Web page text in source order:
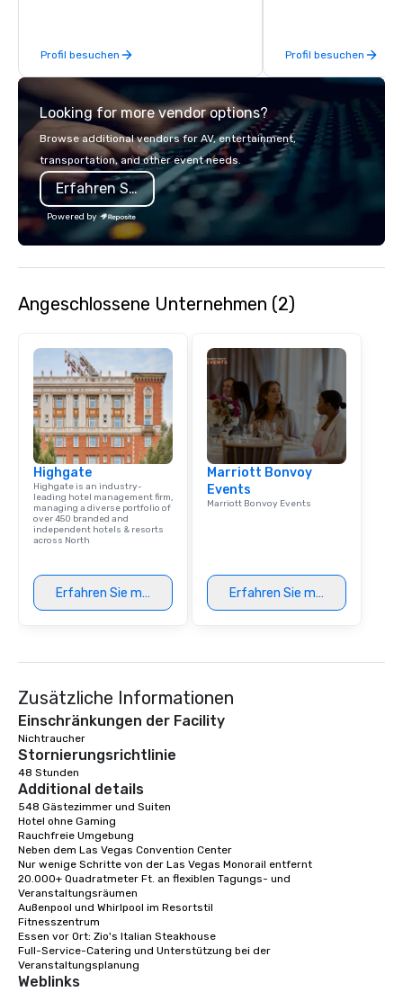
Profil besuchen Profil besuchen
Looking for more vendor options?
Browse additional vendors for AV, entertainment,
transportation, and other event needs.
Erfahren Sie mehr
Powered by
Angeschlossene Unternehmen (2)
Highgate
Highgate is an industry-
leading hotel management firm,
managing a diverse portfolio of
over 450 branded and
independent hotels & resorts
across North
Erfahren Sie mehr
Marriott Bonvoy
Events
Marriott Bonvoy Events
Erfahren Sie mehr
Zusätzliche Informationen
Einschränkungen der Facility
Nichtraucher
Stornierungsrichtlinie
48 Stunden
Additional details
548 Gästezimmer und Suiten
Hotel ohne Gaming
Rauchfreie Umgebung
Neben dem Las Vegas Convention Center
Nur wenige Schritte von der Las Vegas Monorail entfernt
20.000+ Quadratmeter Ft. an flexiblen Tagungs- und
Veranstaltungsräumen
Außenpool und Whirlpool im Resortstil
Fitnesszentrum
Essen vor Ort: Zio's Italian Steakhouse
Full-Service-Catering und Unterstützung bei der
Veranstaltungsplanung
Weblinks